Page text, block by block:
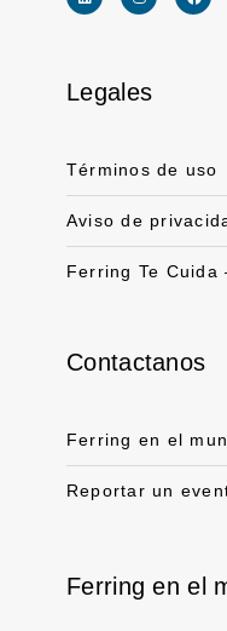
Link for linkedin
Legales
Términos de uso
Aviso de
Ferring Te
Contactanos
Ferring en el
Reportar un
Ferring en el